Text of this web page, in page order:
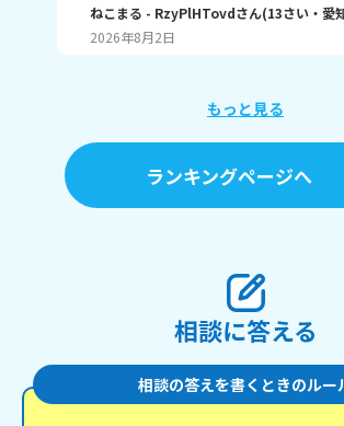
す！ （笑笑、爆笑、wwwなど）
ねこまる - RzyPlHTovdさん(13さい・ 愛
2026年8月2日
もっと見る
ランキングページへ
相談に答える
相談の答えを書くときのルー